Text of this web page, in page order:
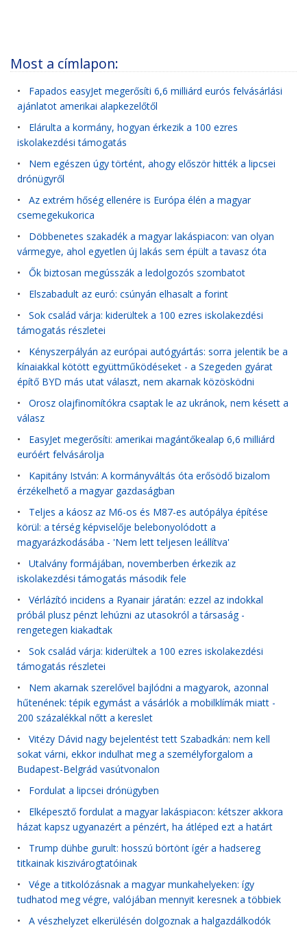
Most a címlapon:
• Fapados easyJet megerősíti 6,6 milliárd eurós felvásárlási
ajánlatot amerikai alapkezelőtől
• Elárulta a kormány, hogyan érkezik a 100 ezres
iskolakezdési támogatás
• Nem egészen úgy történt, ahogy először hitték a lipcsei
drónügyről
• Az extrém hőség ellenére is Európa élén a magyar
csemegekukorica
• Döbbenetes szakadék a magyar lakáspiacon: van olyan
vármegye, ahol egyetlen új lakás sem épült a tavasz óta
• Ők biztosan megússzák a ledolgozós szombatot
• Elszabadult az euró: csúnyán elhasalt a forint
• Sok család várja: kiderültek a 100 ezres iskolakezdési
támogatás részletei
• Kényszerpályán az európai autógyártás: sorra jelentik be a
kínaiakkal kötött együttműködéseket - a Szegeden gyárat
építő BYD más utat választ, nem akarnak közösködni
• Orosz olajfinomítókra csaptak le az ukránok, nem késett a
válasz
• EasyJet megerősíti: amerikai magántőkealap 6,6 milliárd
euróért felvásárolja
• Kapitány István: A kormányváltás óta erősödő bizalom
érzékelhető a magyar gazdaságban
• Teljes a káosz az M6-os és M87-es autópálya építése
körül: a térség képviselője belebonyolódott a
magyarázkodásába - 'Nem lett teljesen leállítva'
• Utalvány formájában, novemberben érkezik az
iskolakezdési támogatás második fele
• Vérlázító incidens a Ryanair járatán: ezzel az indokkal
próbál plusz pénzt lehúzni az utasokról a társaság -
rengetegen kiakadtak
• Sok család várja: kiderültek a 100 ezres iskolakezdési
támogatás részletei
• Nem akarnak szerelővel bajlódni a magyarok, azonnal
hűtenének: tépik egymást a vásárlók a mobilklímák miatt -
200 százalékkal nőtt a kereslet
• Vitézy Dávid nagy bejelentést tett Szabadkán: nem kell
sokat várni, ekkor indulhat meg a személyforgalom a
Budapest-Belgrád vasútvonalon
• Fordulat a lipcsei drónügyben
• Elképesztő fordulat a magyar lakáspiacon: kétszer akkora
házat kapsz ugyanazért a pénzért, ha átléped ezt a határt
• Trump dühbe gurult: hosszú börtönt ígér a hadsereg
titkainak kiszivárogtatóinak
• Vége a titkolózásnak a magyar munkahelyeken: így
tudhatod meg végre, valójában mennyit keresnek a többiek
• A vészhelyzet elkerülésén dolgoznak a halgazdálkodók